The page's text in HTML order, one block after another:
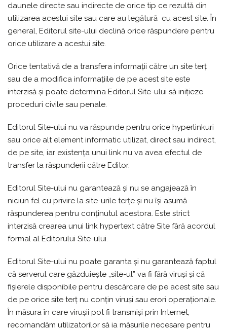
daunele directe sau indirecte de orice tip ce rezultă din
utilizarea acestui site sau care au legătură cu acest site. În
general, Editorul site-ului declină orice răspundere pentru
orice utilizare a acestui site.
Orice tentativă de a transfera informații către un site terț
sau de a modifica informațiile de pe acest site este
interzisă și poate determina Editorul Site-ului să inițieze
proceduri civile sau penale.
Editorul Site-ului nu va răspunde pentru orice hyperlinkuri
sau orice alt element informatic utilizat, direct sau indirect,
de pe site, iar existența unui link nu va avea efectul de
transfer la răspunderii către Editor.
Editorul Site-ului nu garantează și nu se angajează în
niciun fel cu privire la site-urile terțe și nu își asumă
răspunderea pentru conținutul acestora. Este strict
interzisă crearea unui link hypertext către Site fără acordul
formal al Editorului Site-ului.
Editorul Site-ului nu poate garanta și nu garantează faptul
că serverul care găzduiește „site-ul” va fi fără viruși și că
fișierele disponibile pentru descărcare de pe acest site sau
de pe orice site terț nu conțin viruși sau erori operaționale.
În măsura în care virușii pot fi transmişi prin Internet,
recomandăm utilizatorilor să ia măsurile necesare pentru